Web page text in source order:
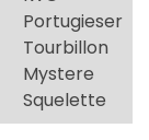
Portugieser
Tourbillon
Mystere
Squelette